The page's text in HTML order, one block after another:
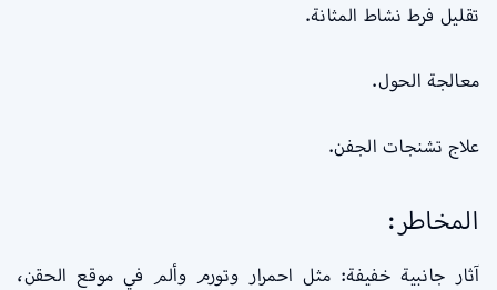
تقليل فرط نشاط المثانة.
معالجة الحول.
علاج تشنجات الجفن.
المخاطر:
آثار جانبية خفيفة: مثل احمرار وتورم وألم في موقع الحقن،